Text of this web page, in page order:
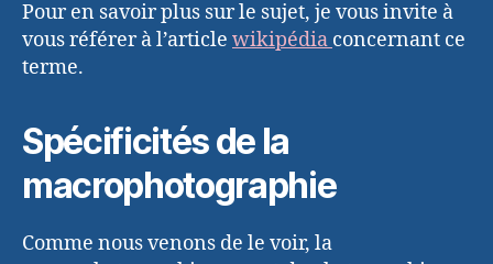
Pour en savoir plus sur le sujet, je vous invite à
vous référer à l’article wikipédia concernant ce
terme.
Spécificités de la
macrophotographie
Comme nous venons de le voir, la